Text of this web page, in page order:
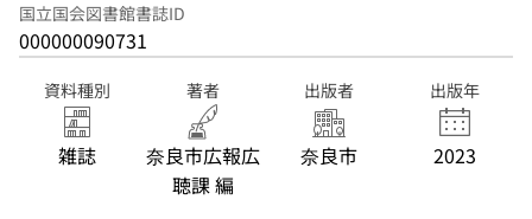
国立国会図書館書誌ID
000000090731
資料種別
雑誌
著者
奈良市広報広
聴課 編
出版者
奈良市
出版年
2023